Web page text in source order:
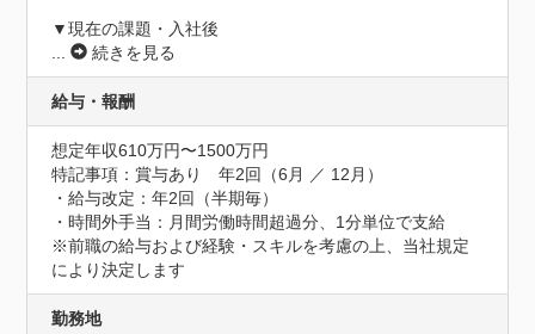
▼現在の課題・入社後
...
続きを見る
給与・報酬
想定年収610万円〜1500万円
特記事項：賞与あり　年2回（6月 ／ 12月）
・給与改定：年2回（半期毎）
・時間外手当：月間労働時間超過分、1分単位で支給
※前職の給与および経験・スキルを考慮の上、当社規定
により決定します
勤務地